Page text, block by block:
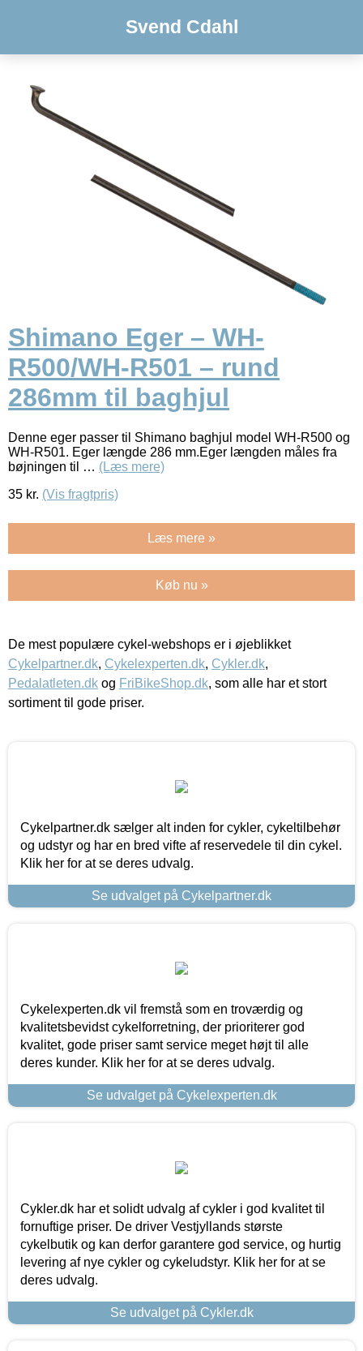
Svend Cdahl
Shimano Eger – WH-
R500/WH-R501 – rund
286mm til baghjul
Denne eger passer til Shimano baghjul model WH-R500 og
WH-R501. Eger længde 286 mm.Eger længden måles fra
bøjningen til … (Læs mere)
35 kr. (Vis fragtpris)
Læs mere »
Køb nu »
De mest populære cykel-webshops er i øjeblikket
Cykelpartner.dk, Cykelexperten.dk, Cykler.dk,
Pedalatleten.dk og FriBikeShop.dk, som alle har et stort
sortiment til gode priser.
Cykelpartner.dk sælger alt inden for cykler, cykeltilbehør
og udstyr og har en bred vifte af reservedele til din cykel.
Klik her for at se deres udvalg.
Se udvalget på Cykelpartner.dk
Cykelexperten.dk vil fremstå som en troværdig og
kvalitetsbevidst cykelforretning, der prioriterer god
kvalitet, gode priser samt service meget højt til alle
deres kunder. Klik her for at se deres udvalg.
Se udvalget på Cykelexperten.dk
Cykler.dk har et solidt udvalg af cykler i god kvalitet til
fornuftige priser. De driver Vestjyllands største
cykelbutik og kan derfor garantere god service, og hurtig
levering af nye cykler og cykeludstyr. Klik her for at se
deres udvalg.
Se udvalget på Cykler.dk